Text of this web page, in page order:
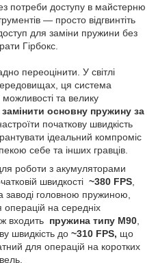
потреби доступу в майстерню
— просто відгвинтіть
для заміни пружини без
Гірбокс.
переоцінити. У світлі
ця система
можливості та велику
замінити основну пружину за
початкову швидкість
ідеальний компроміс
себе та інших гравців.
роботи з акумуляторами
швидкості ~380 FPS
заводі головною пружиною,
операцій на середніх
входить пружина типу M90
швидкість до ~310 FPS, що
для операцій на коротких